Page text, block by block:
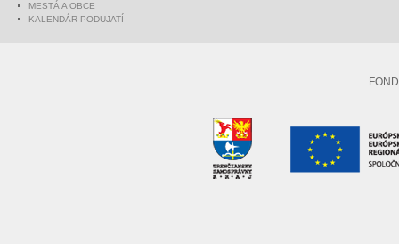
MESTÁ A OBCE
KALENDÁR PODUJATÍ